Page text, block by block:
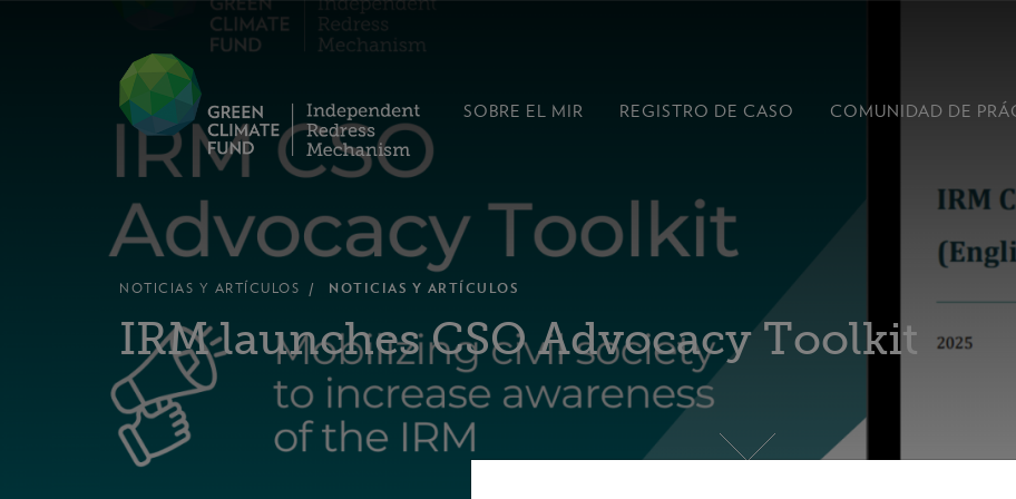
SOBRE EL MIR REGISTRO DE CASO COMUNIDAD DE
NOTICIAS Y ARTÍCULOS NOTICIAS Y ARTÍCULOS
IRM launches CSO Advocacy Toolkit